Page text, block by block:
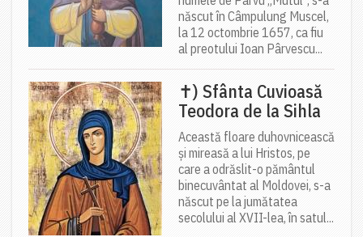
născut în Câmpulung Muscel,
la 12 octombrie 1657, ca fiu
al preotului Ioan Pârvescu...
✝) Sfânta Cuvioasă
Teodora de la Sihla
Această floare duhovnicească
și mireasă a lui Hristos, pe
care a odrăslit-o pământul
binecuvântat al Moldovei, s-a
născut pe la jumătatea
secolului al XVII-lea, în satul...